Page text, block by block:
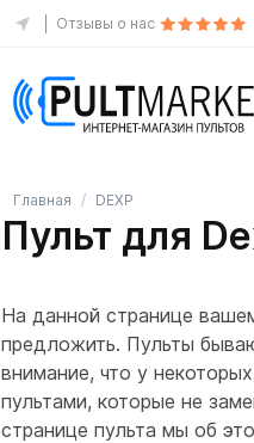
Отзывы о нас
Главная DEXP
Пульт для
На данной странице
предложить. Пульты
внимание, что у
пультами, которые не
странице пульта мы об